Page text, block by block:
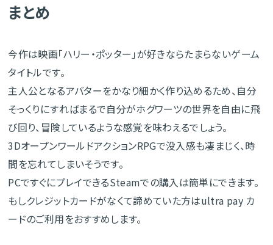
まとめ
今作は映画「ハリー・ポッター」が好きならたまらないゲーム
タイトルです。
主人公となるアバターをかなり細かく作り込めるため、自分
そっくりにすればまるで自分がホグワーツの世界を自由に飛
び回り、冒険しているような感覚を味わえるでしょう。
3DオープンワールドアクションRPGで没入感も凄まじく、時
間を忘れてしまいそうです。
PCですぐにプレイできるSteamでの購入は簡単にできます。
もしクレジットカードがなくて諦めていた方はultra pay カ
ードのご利用をおすすめします。